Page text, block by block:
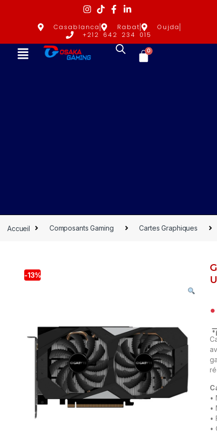
Casablanca Rabat
Oujda
+212 642 234 015
0
Accueil Composants Gaming Cartes Graphiques
-13%
•
•
•
•